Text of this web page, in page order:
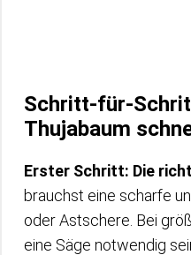
Schritt-für-
Thujabaum
Erster Schritt: Die
brauchst eine scharfe
oder Astschere. Bei
eine Säge notwendig